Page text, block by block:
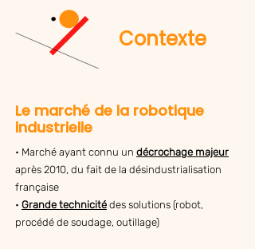
Contexte
Le marché de la robotique
industrielle
• Marché ayant connu un décrochage majeur
après 2010, du fait de la désindustrialisation
française
• Grande technicité des solutions (robot,
procédé de soudage, outillage)